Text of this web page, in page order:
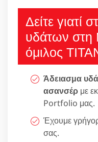
Δείτε γιατί
υδάτων
όμιλος
Άδειασμα
ασανσέρ με
Portfolio μας.
Έχουμε
σας.